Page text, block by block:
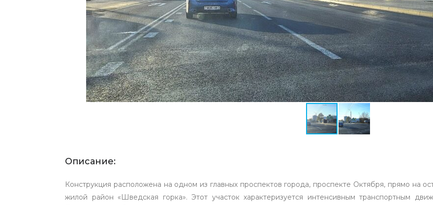
Описание:
Конструкция расположена на одном из главных проспектов города, проспекте Октября, прямо на
жилой район «Шведская горка». Этот участок характеризуется интенсивным транспортным